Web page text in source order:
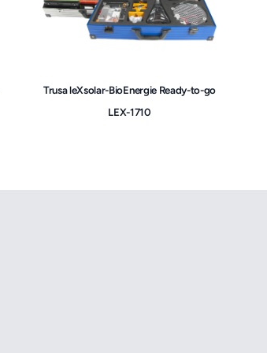
Trusa leXsolar-BioEnergie Ready-to-go
LEX-1710